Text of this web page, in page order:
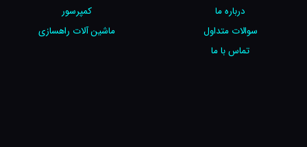
درباره ما
سوالات متداول
تماس با ما
کمپرسور
ماشین آلات راهسازی